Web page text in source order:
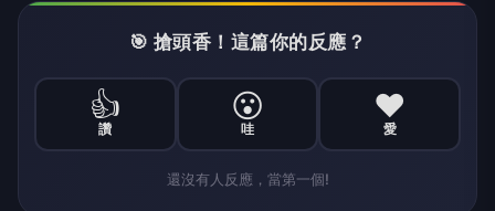
🎯 搶頭香！這篇你的反應？
👍
讚
😮
哇
❤️
愛
還沒有人反應，當第一個!